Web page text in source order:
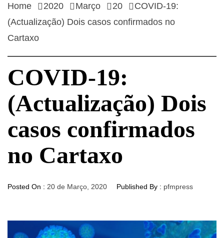
Home 2020 Março 20
COVID-19:
(Actualização) Dois casos confirmados no
Cartaxo
COVID-19:
(Actualização) Dois
casos confirmados
no Cartaxo
Posted On : 20 de Março, 2020 Published By : pfmpress